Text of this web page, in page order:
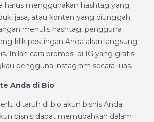
harus menggunakan hashtag yang
jasa, atau konten yang diunggah.
menulis hashtag, pengguna
klik postingan Anda akan langsung
Inilah cara promosi di IG yang gratis
pengguna instagram secara luas.
Anda di Bio
ditaruh di bio akun bisnis Anda.
bisnis dapat memudahkan dalam